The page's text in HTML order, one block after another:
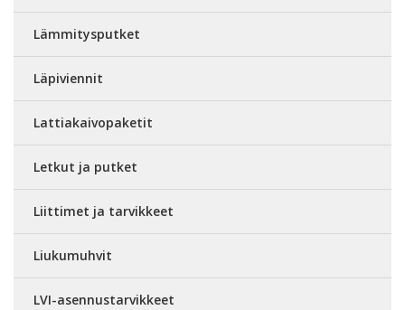
Lämmitysputket
Läpiviennit
Lattiakaivopaketit
Letkut ja putket
Liittimet ja tarvikkeet
Liukumuhvit
LVI-asennustarvikkeet